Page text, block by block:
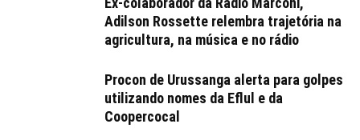
Adilson Rossette relembra trajetória na
agricultura, na música e no rádio
Procon de Urussanga alerta para golpes
utilizando nomes da Eflul e da
Coopercocal